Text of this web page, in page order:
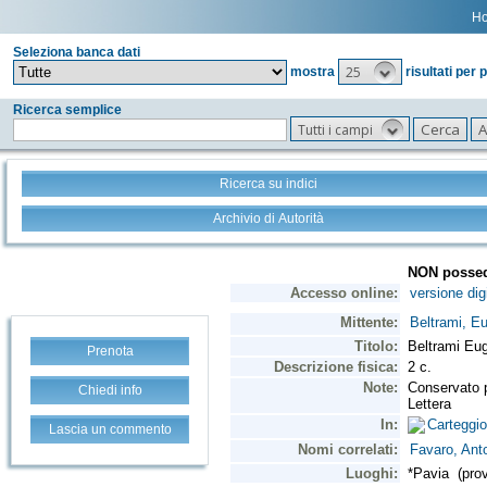
Seleziona banca dati
mostra
25 risultati per
Ricerca semplice
Tutti i campi
Ricerca su indici
Archivio di Autorità
Prenota
Chiedi info
Lascia un commento